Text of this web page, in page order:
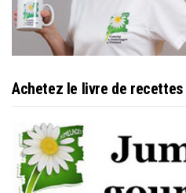
Achetez le livre de